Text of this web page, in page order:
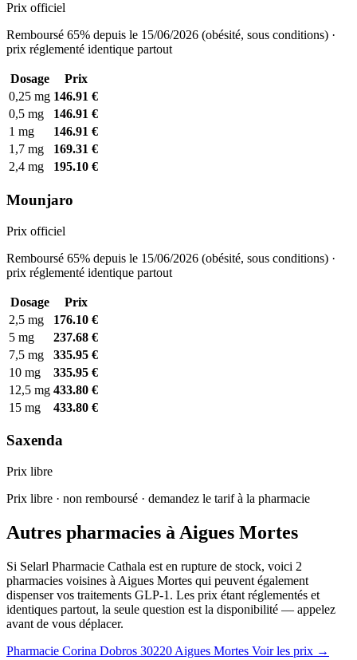
Prix officiel
Remboursé 65% depuis le 15/06/2026 (obésité, sous conditions) ·
prix réglementé identique partout
Dosage
Prix
0,25 mg 146.91 €
0,5 mg
146.91 €
1 mg
146.91 €
1,7 mg
169.31 €
2,4 mg
195.10 €
Mounjaro
Prix officiel
Remboursé 65% depuis le 15/06/2026 (obésité, sous conditions) ·
prix réglementé identique partout
Dosage
Prix
2,5 mg
176.10 €
5 mg
237.68 €
7,5 mg
335.95 €
10 mg
335.95 €
12,5 mg 433.80 €
15 mg
433.80 €
Saxenda
Prix libre
Prix libre · non remboursé · demandez le tarif à la pharmacie
Autres pharmacies à Aigues Mortes
Si Selarl Pharmacie Cathala est en rupture de stock, voici 2
pharmacies voisines à Aigues Mortes qui peuvent également
dispenser vos traitements GLP-1. Les prix étant réglementés et
identiques partout, la seule question est la disponibilité — appelez
avant de vous déplacer.
Pharmacie Corina Dobros 30220 Aigues Mortes Voir les prix →